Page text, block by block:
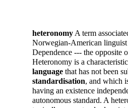
heteronomy A term
Norwegian-American
Dependence --- the opposite
Heteronomy is a
language that has not been
standardisation, and which
having an existence
autonomous standard. A